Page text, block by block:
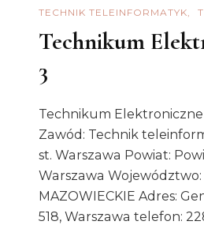
TECHNIK TELEINFORMATYK
Technikum
3
Technikum
Zawód: Technik
st. Warszawa Powiat:
Warszawa Województwo:
MAZOWIECKIE Adres:
518, Warszawa telefon: